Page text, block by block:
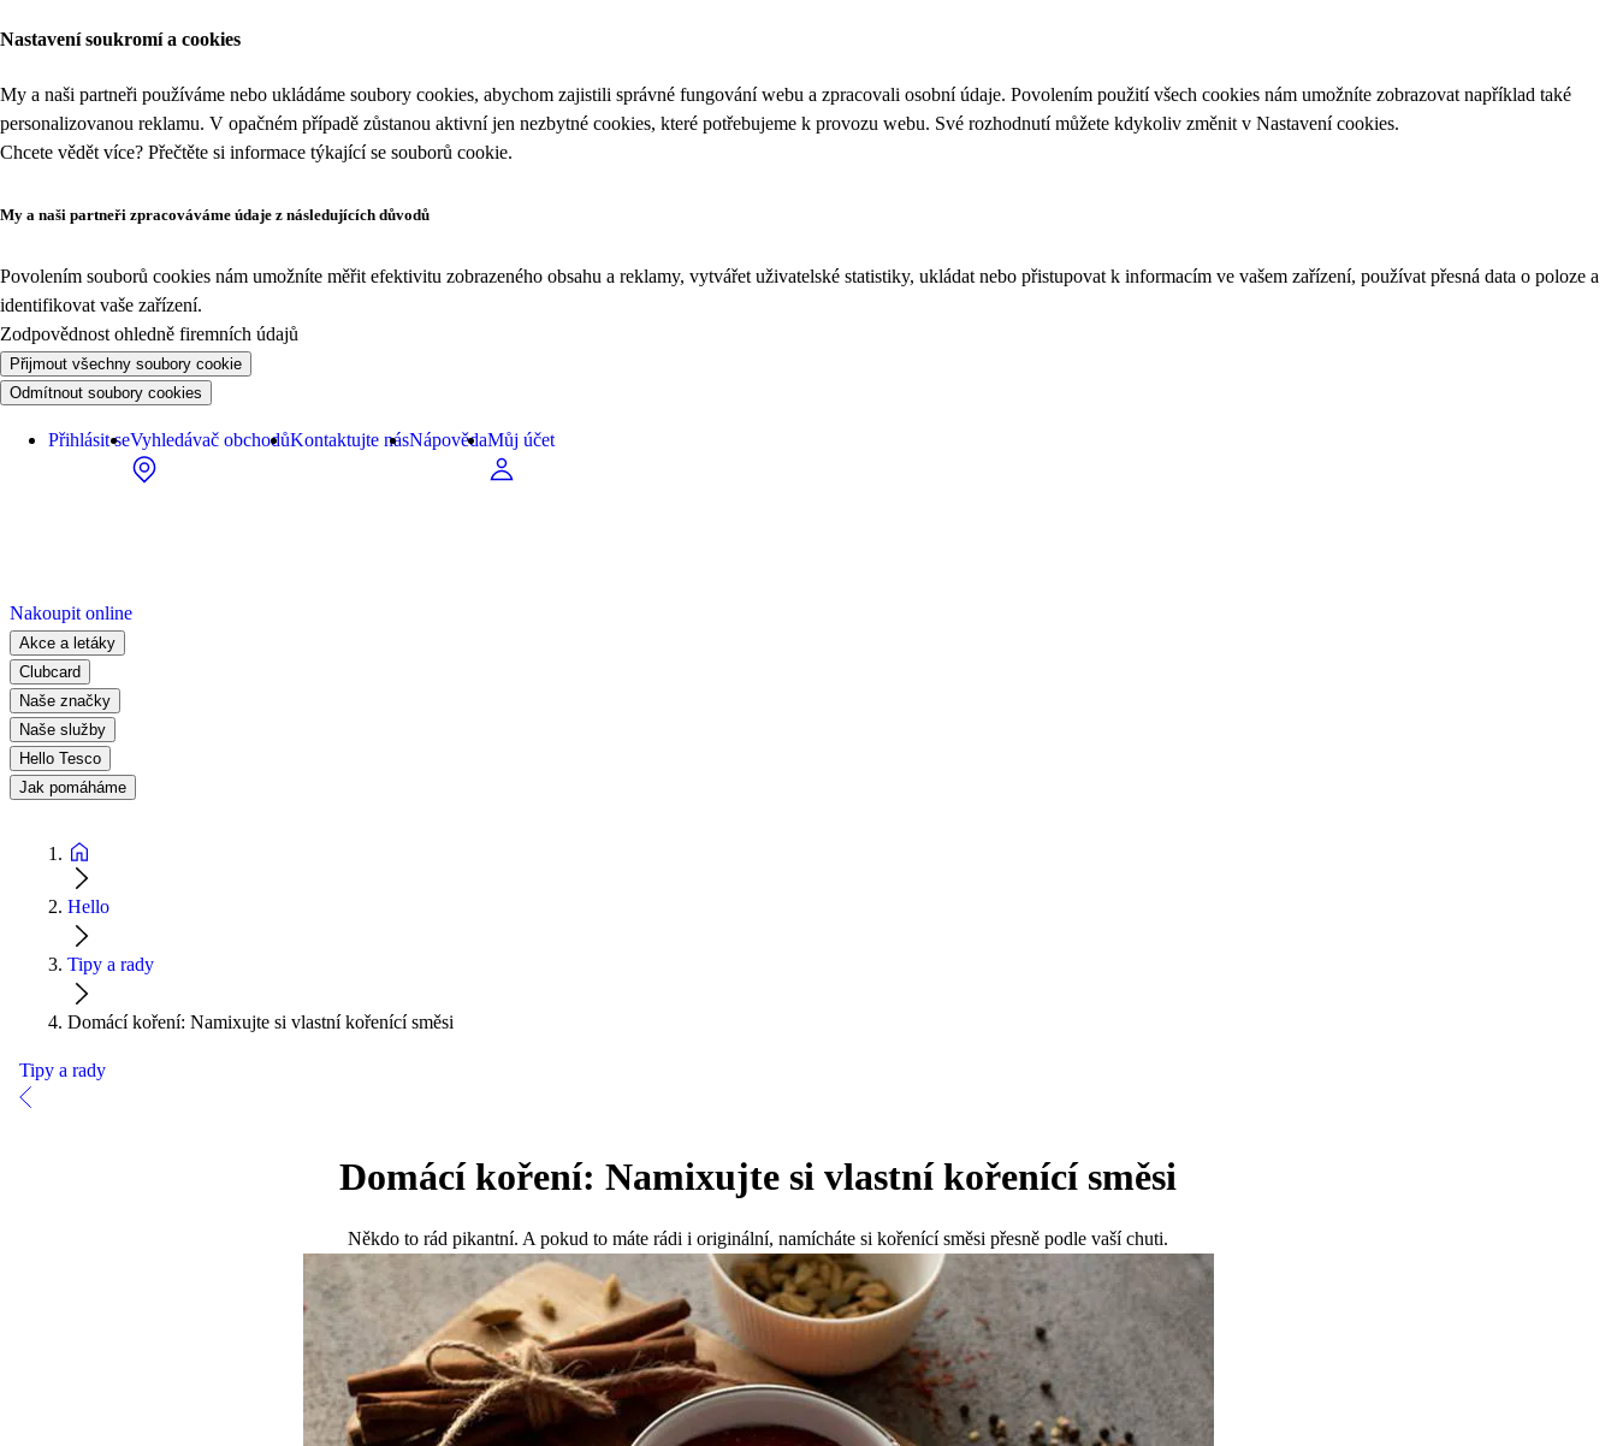
Nastavení soukromí a cookies
My a naši partneři používáme nebo ukládáme soubory cookies, abychom zajistili správné fungování webu a zpracovali osobní údaje. Povolením použití všech cookies nám umožníte zobrazovat například také
personalizovanou reklamu. V opačném případě zůstanou aktivní jen nezbytné cookies, které potřebujeme k provozu webu. Své rozhodnutí můžete kdykoliv změnit v Nastavení cookies.
Chcete vědět více? Přečtěte si informace týkající se souborů cookie.
My a naši partneři zpracováváme údaje z následujících důvodů
Povolením souborů cookies nám umožníte měřit efektivitu zobrazeného obsahu a reklamy, vytvářet uživatelské statistiky, ukládat nebo přistupovat k informacím ve vašem zařízení, používat přesná data o poloze a
identifikovat vaše zařízení.
Zodpovědnost ohledně firemních údajů
Přijmout všechny soubory cookie
Odmítnout soubory cookies
Přihlásit seVyhledávač obchodůKontaktujte násNápovědaMůj účet
Nakoupit online
Akce a letáky
Clubcard
Naše značky
Naše služby
Hello Tesco
Jak pomáháme
Hello
Tipy a rady
Domácí koření: Namixujte si vlastní kořenící směsi
Tipy a rady
Domácí koření: Namixujte si vlastní kořenící směsi
Někdo to rád pikantní. A pokud to máte rádi i originální, namícháte si kořenící směsi přesně podle vaší chuti.